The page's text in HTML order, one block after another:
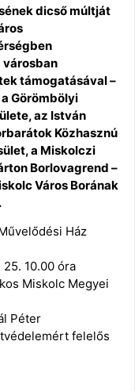
dicső múltját
városban
támogatásával –
Görömbölyi
az István
Közhasznú
a Miskolczi
Borlovagrend –
Város Borának
Ház
10.00 óra
Miskolc Megyei
Péter
felelős